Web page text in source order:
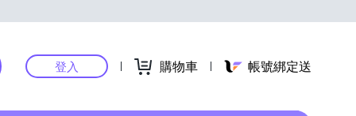
登入 購物車 帳號綁定送